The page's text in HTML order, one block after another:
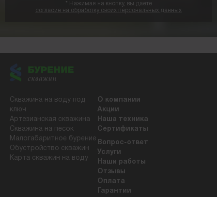
*
Нажимая на кнопку, вы даете
согласие на обработку своих персональных данных
Скважина на воду под
ключ
Артезианская скважина
Скважина на песок
Малогабаритное бурение
Обустройство скважин
Карта скважин на воду
О компании
Акции
Наша техника
Сертификаты
Вопрос-ответ
Услуги
Наши работы
Отзывы
Оплата
Гарантии